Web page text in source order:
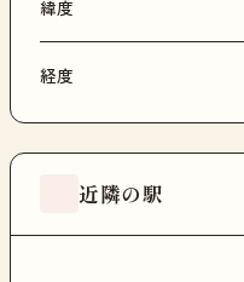
緯度
経度
近隣の駅